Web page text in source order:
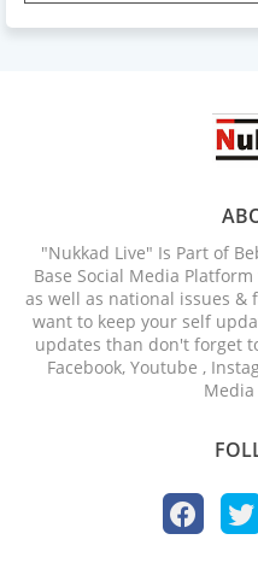
"Nukkad Live" Is Part of
Base Social Media
as well as national issues &
want to keep your self
updates than don't forget
Facebook, Youtube ,